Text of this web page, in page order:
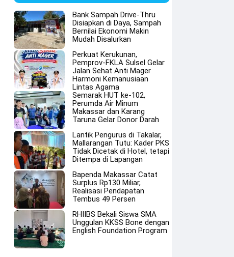
Bank Sampah Drive-Thru
Disiapkan di Daya, Sampah
Bernilai Ekonomi Makin
Mudah Disalurkan
Perkuat Kerukunan,
Pemprov-FKLA Sulsel Gelar
Jalan Sehat Anti Mager
Harmoni Kemanusiaan
Lintas Agama
Semarak HUT ke-102,
Perumda Air Minum
Makassar dan Karang
Taruna Gelar Donor Darah
Lantik Pengurus di Takalar,
Mallarangan Tutu: Kader PKS
Tidak Dicetak di Hotel, tetapi
Ditempa di Lapangan
Bapenda Makassar Catat
Surplus Rp130 Miliar,
Realisasi Pendapatan
Tembus 49 Persen
RHIIBS Bekali Siswa SMA
Unggulan KKSS Bone dengan
English Foundation Program